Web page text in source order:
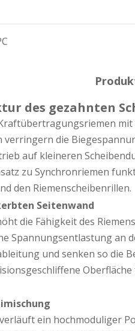
des gezahnten
verringern die
auf kleineren
zu Synchronriemen
den Riemenscheibenrillen.
Seitenwand
die Fähigkeit des
Spannungsentlastung an
und senken so die
ein hochmoduliger